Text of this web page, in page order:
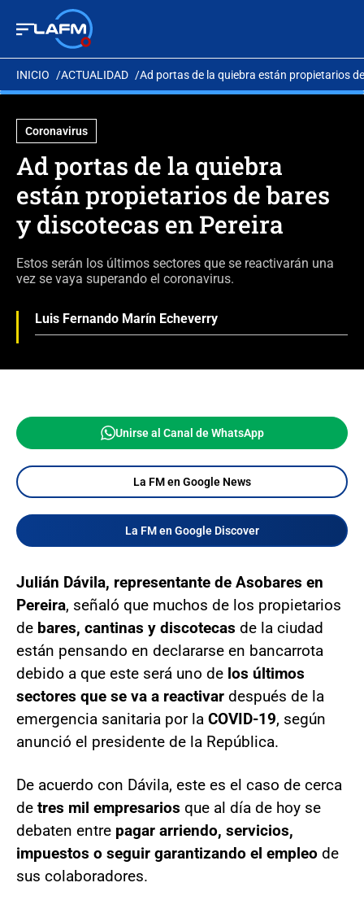
INICIO ACTUALIDAD Ad portas de la quiebra están propietarios
Coronavirus
Ad portas de la quiebra
están propietarios de bares
y discotecas en Pereira
Estos serán los últimos sectores que se reactivarán una
vez se vaya superando el coronavirus.
Luis Fernando Marín Echeverry
Unirse al Canal de WhatsApp
La FM en Google News
La FM en Google Discover
Julián Dávila, representante de Asobares en
Pereira, señaló que muchos de los propietarios
de bares, cantinas y discotecas de la ciudad
están pensando en declararse en bancarrota
debido a que este será uno de los últimos
sectores que se va a reactivar después de la
emergencia sanitaria por la COVID-19, según
anunció el presidente de la República.
De acuerdo con Dávila, este es el caso de cerca
de tres mil empresarios que al día de hoy se
debaten entre pagar arriendo, servicios,
impuestos o seguir garantizando el empleo de
sus colaboradores.